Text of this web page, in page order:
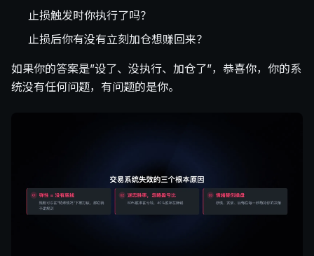
止损触发时你执行了吗？
止损后你有没有立刻加仓想赚回来？
如果你的答案是”设了、没执行、加仓了”，恭喜你，你的系
统没有任何问题，有问题的是你。